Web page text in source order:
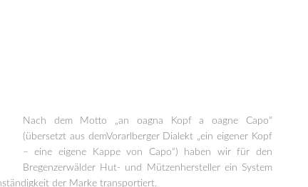
Nach dem Motto „an oagna Kopf a oagne Capo“
(übersetzt aus demVorarlberger Dialekt „ein eigener Kopf
– eine eigene Kappe von Capo“) haben wir für den
Bregenzerwälder Hut- und Mützenhersteller ein System
der Marke transportiert.